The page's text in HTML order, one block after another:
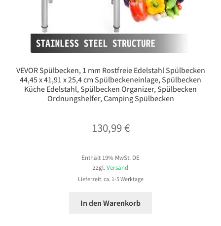
VEVOR Spülbecken, 1 mm Rostfreie Edelstahl Spülbecken
44,45 x 41,91 x 25,4 cm Spülbeckeneinlage, Spülbecken
Küche Edelstahl, Spülbecken Organizer, Spülbecken
Ordnungshelfer, Camping Spülbecken
130,99€
Enthält 19% MwSt. DE
zzgl. Versand
Lieferzeit: ca. 1-5 Werktage
In den Warenkorb